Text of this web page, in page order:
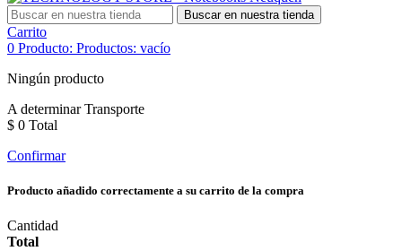
Buscar en nuestra tienda
Carrito
0 Producto: Productos: vacío
Ningún producto
A determinarTransporte
$ 0 Total
Confirmar
Producto añadido correctamente a su carrito de la compra
Cantidad
Total